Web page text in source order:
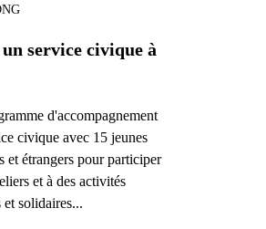
service civique à
d'accompagnement
civique avec 15 jeunes
et étrangers pour participer
et à des activités
et solidaires...